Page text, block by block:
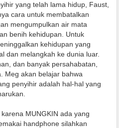
yang telah lama hidup, Faust,
cara untuk membatalkan
mengumpulkan air mata
benih kehidupan. Untuk
kehidupan yang
dan melangkah ke dunia luar.
dan banyak persahabatan,
Meg akan belajar bahwa
penyihir adalah hal-hal yang
karena MUNGKIN ada yang
handphone silahkan